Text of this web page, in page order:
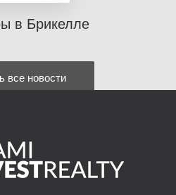
в Брикелле
все новости